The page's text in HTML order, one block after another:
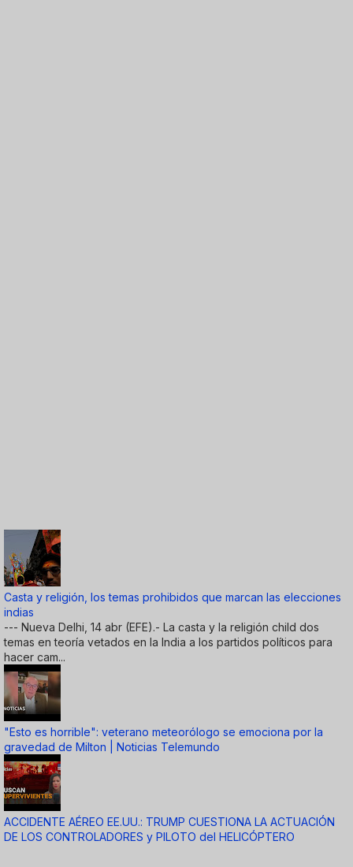
Casta y religión, los temas prohibidos que marcan las elecciones
indias
--- Nueva Delhi, 14 abr (EFE).- La casta y la religión child dos
temas en teoría vetados en la India a los partidos políticos para
hacer cam...
"Esto es horrible": veterano meteorólogo se emociona por la
gravedad de Milton | Noticias Telemundo
ACCIDENTE AÉREO EE.UU.: TRUMP CUESTIONA LA ACTUACIÓN
DE LOS CONTROLADORES y PILOTO del HELICÓPTERO